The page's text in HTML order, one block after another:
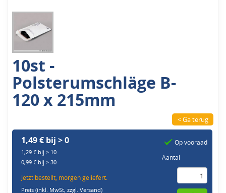
10st -
Polsterumschläge B-
120 x 215mm
< Ga terug
1,49 € bij > 0
1,29 € bij > 10
0,99 € bij > 30
Jetzt bestellt, morgen geliefert.
Preis (inkl. MwSt,zzgl. Versand)
Op vooraad
Aantal